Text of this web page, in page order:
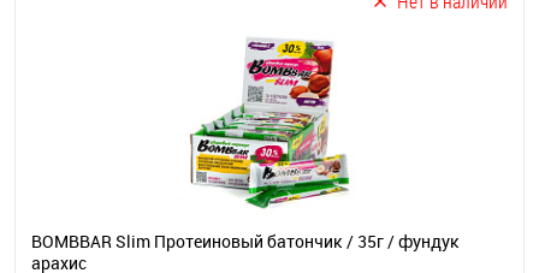
BOMBBAR Slim Протеиновый батончик / 35г / фундук
арахис